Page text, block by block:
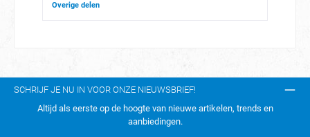
Overige delen
SCHRIJF JE NU IN VOOR ONZE NIEUWSBRIEF!
Altijd als eerste op de hoogte van nieuwe artikelen, trends en
aanbiedingen.